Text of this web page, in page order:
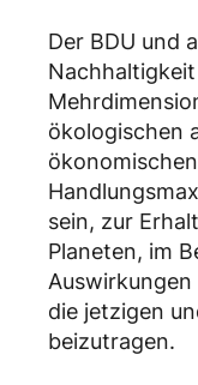
Der BDU und
ökologischen
sein, zur
Planeten, im
die jetzigen
beizutragen.